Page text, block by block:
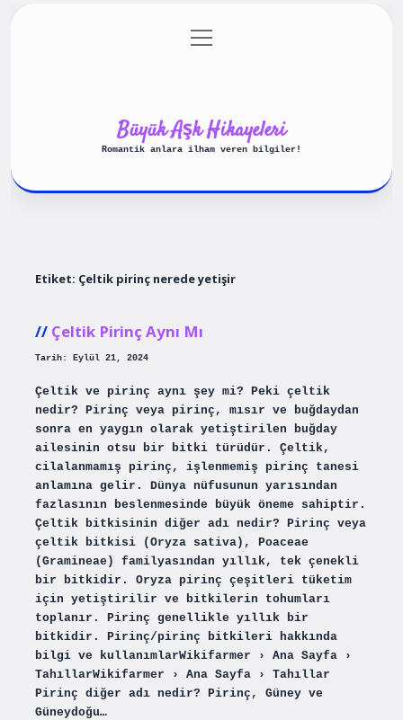
Gizlilik Politikası
menüyü
aç
Büyük Aşk Hikayeleri
Romantik anlara ilham veren bilgiler!
Etiket: Çeltik pirinç nerede yetişir
Çeltik Pirinç Aynı Mı
Tarih: Eylül 21, 2024
Çeltik ve pirinç aynı şey mi? Peki çeltik
nedir? Pirinç veya pirinç, mısır ve buğdaydan
sonra en yaygın olarak yetiştirilen buğday
ailesinin otsu bir bitki türüdür. Çeltik,
cilalanmamış pirinç, işlenmemiş pirinç tanesi
anlamına gelir. Dünya nüfusunun yarısından
fazlasının beslenmesinde büyük öneme sahiptir.
Çeltik bitkisinin diğer adı nedir? Pirinç veya
çeltik bitkisi (Oryza sativa), Poaceae
(Gramineae) familyasından yıllık, tek çenekli
bir bitkidir. Oryza pirinç çeşitleri tüketim
için yetiştirilir ve bitkilerin tohumları
toplanır. Pirinç genellikle yıllık bir
bitkidir. Pirinç/pirinç bitkileri hakkında
bilgi ve kullanımlarWikifarmer › Ana Sayfa ›
TahıllarWikifarmer › Ana Sayfa › Tahıllar
Pirinç diğer adı nedir? Pirinç, Güney ve
Güneydoğu…